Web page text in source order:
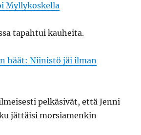
Myllykoskella
tapahtui kauheita.
häät: Niinistö jäi ilman
pelkäsivät, että Jenni
jättäisi morsiamenkin